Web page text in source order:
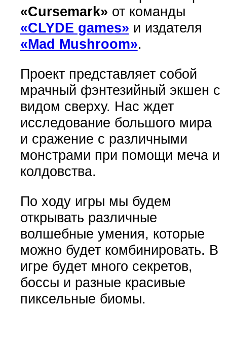
«Cursemark» от команды
«CLYDE games» и издателя
«Mad Mushroom».
Проект представляет собой
мрачный фэнтезийный экшен с
видом сверху. Нас ждет
исследование большого мира
и сражение с различными
монстрами при помощи меча и
колдовства.
По ходу игры мы будем
открывать различные
волшебные умения, которые
можно будет комбинировать. В
игре будет много секретов,
боссы и разные красивые
пиксельные биомы.